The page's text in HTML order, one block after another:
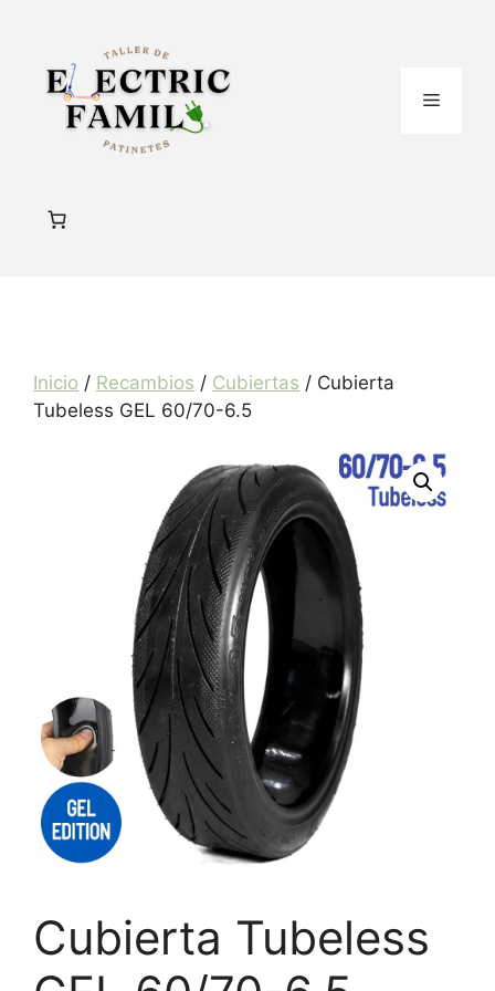
contenido
Menú
Inicio / Recambios / Cubiertas / Cubierta
Tubeless GEL 60/70-6.5
Cubierta Tubeless